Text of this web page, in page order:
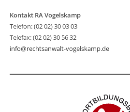
Kontakt RA Vogelskamp
Telefon: (02 02) 30 03 03
Telefax: (02 02) 30 56 32
info@rechtsanwalt-vogelskamp.de